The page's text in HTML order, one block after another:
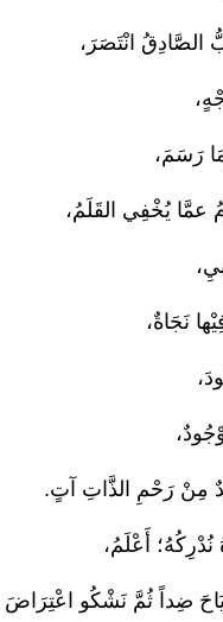
الصَّادِقُ انْتَصَرَ،
رَسَمَ،
عمَّا يُخْفِي القَلَمُ،
نَجَاةٌ،
مِنْ رَحْمِ الذَّاتِ آتٍ.
نُدْرِكُهُ؛ أَعْلَمُ،
ضِداً ثُمَّ نَشْكُو اعْتِرَاضَ